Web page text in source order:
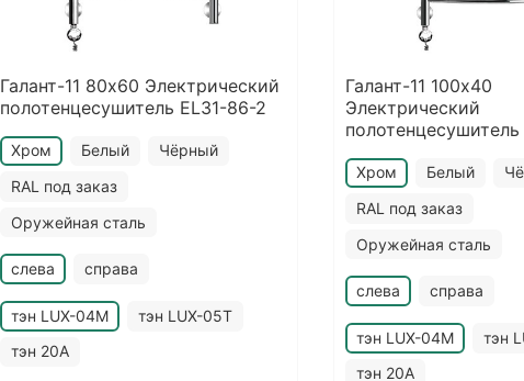
Галант-11 80х60 Электрический
полотенцесушитель EL31-86-2
Хром Белый
Чёрный
RAL под заказ
Оружейная сталь
слева справа
тэн LUX-04M
тэн LUX-05T
тэн 20A
Галант-11 100х40
Электрический
полотенцесушитель
Хром Белый
RAL под заказ
Оружейная сталь
слева справа
тэн LUX-04M
тэн
тэн 20A